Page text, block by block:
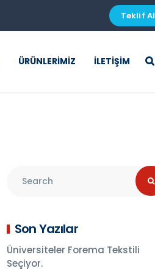
Teklif Al
ÜRÜNLERIMIZ İLETIŞIM
Son Yazılar
Üniversiteler Forema Tekstili
Seçiyor.